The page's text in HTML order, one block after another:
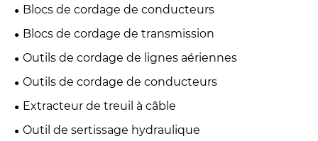
Blocs de cordage de conducteurs
Blocs de cordage de transmission
Outils de cordage de lignes aériennes
Outils de cordage de conducteurs
Extracteur de treuil à câble
Outil de sertissage hydraulique